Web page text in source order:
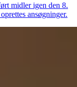
midler igen den 8.
ansøgninger.